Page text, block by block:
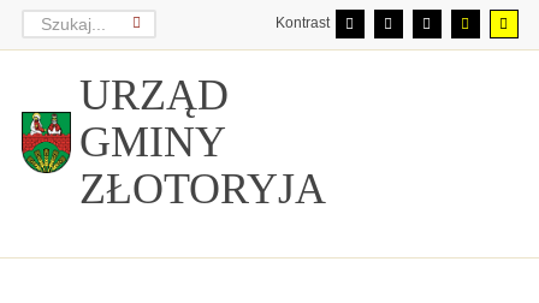
Kontrast
URZĄD
GMINY
ZŁOTORYJA